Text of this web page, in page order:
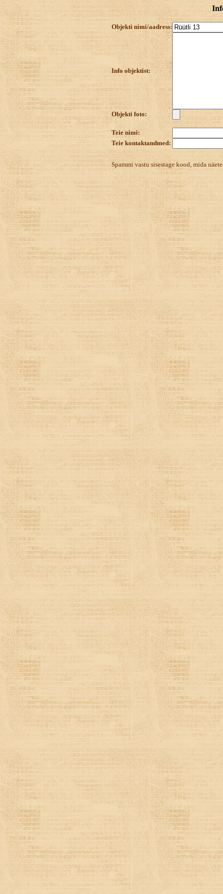
Objekti nimi/aadress:
Info objektist:
Objekti foto:
Teie nimi:
Teie kontaktandmed:
Spammi vastu sisestage kood, mida